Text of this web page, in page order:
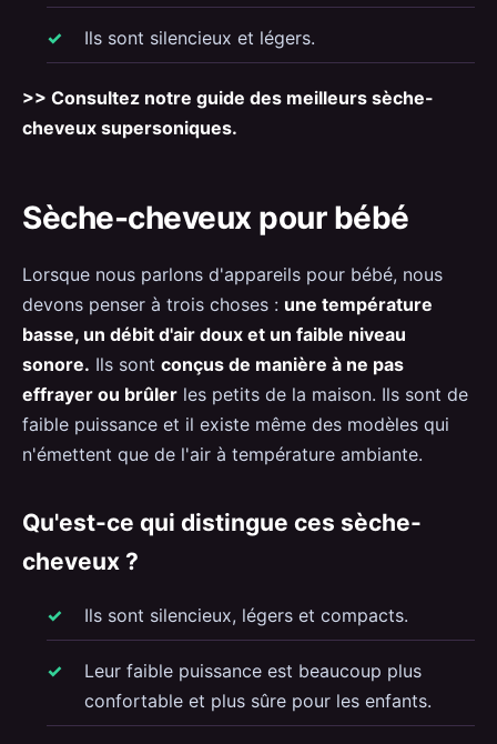
Ils sont silencieux et légers.
>> Consultez notre guide des meilleurs sèche-
cheveux supersoniques.
Sèche-cheveux pour bébé
Lorsque nous parlons d'appareils pour bébé, nous
devons penser à trois choses : une température
basse, un débit d'air doux et un faible niveau
sonore. Ils sont conçus de manière à ne pas
effrayer ou brûler les petits de la maison. Ils sont de
faible puissance et il existe même des modèles qui
n'émettent que de l'air à température ambiante.
Qu'est-ce qui distingue ces sèche-
cheveux ?
Ils sont silencieux, légers et compacts.
Leur faible puissance est beaucoup plus
confortable et plus sûre pour les enfants.